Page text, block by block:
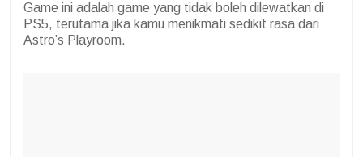
Game ini adalah game yang tidak boleh dilewatkan di
PS5, terutama jika kamu menikmati sedikit rasa dari
Astro’s Playroom.